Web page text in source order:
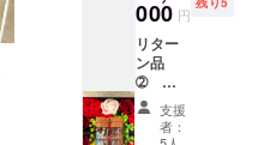
21,000
円
特別価
格7,000
円！！ ​​​​​
※小瓶の
サイズ
000 円
リター
ン品
➁
【先着
１０人
限定】
支援
者：